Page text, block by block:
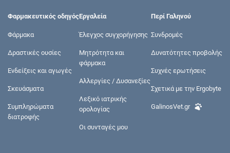
Φαρμακευτικός οδηγός
Φάρμακα
Δραστικές ουσίες
Ενδείξεις και αγωγές
Σκευάσματα
Συμπληρώματα
διατροφής
Εργαλεία
Έλεγχος συγχορήγησης
Μητρότητα και
φάρμακα
Αλλεργίες / Δυσανεξίες
Λεξικό ιατρικής
ορολογίας
Οι συνταγές μου
Περί Γαληνού
Συνδρομές
Δυνατότητες προβολής
Συχνές ερωτήσεις
Σχετικά με την Ergobyte
GalinosVet.gr